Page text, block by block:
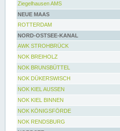
Ziegelhausen AMS
NEUE MAAS
ROTTERDAM
NORD-OSTSEE-KANAL
AWK STROHBRÜCK
NOK BREIHOLZ
NOK BRUNSBÜTTEL
NOK DÜKERSWISCH
NOK KIEL AUSSEN
NOK KIEL BINNEN
NOK KÖNIGSFÖRDE
NOK RENDSBURG